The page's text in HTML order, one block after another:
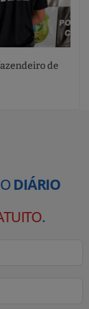
de
DIÁRIO
.